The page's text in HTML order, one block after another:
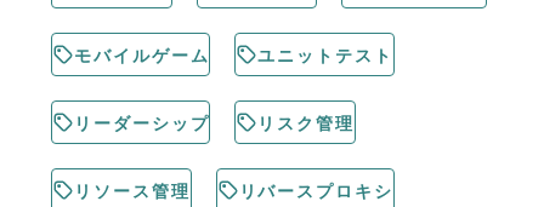
モバイルゲーム ユニットテスト
リーダーシップ リスク管理
リソース管理 リバースプロキシ